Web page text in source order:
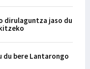
dirulaguntza jaso du
du bere Lantarongo